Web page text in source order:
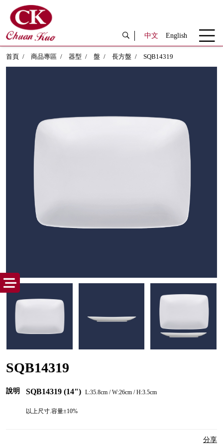
中文 English
首頁 商品專區 器型 盤 長方盤 SQB14319
SQB14319
說明 SQB14319 (14") L:35.8cm / W:26cm / H:3.5cm
以上尺寸.容量±10%
分享